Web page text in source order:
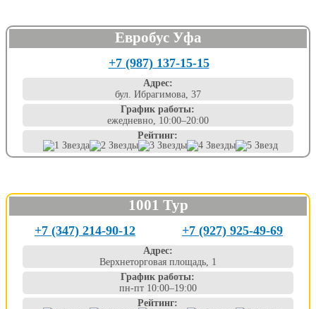
Евробус Уфа
+7 (987) 137-15-15
Адрес:
бул. Ибрагимова, 37
График работы:
ежедневно, 10:00–20:00
Рейтинг:
1001 Тур
+7 (347) 214-90-12 +7 (927) 925-49-69
Адрес:
Верхнеторговая площадь, 1
График работы:
пн-пт 10:00–19:00
Рейтинг: